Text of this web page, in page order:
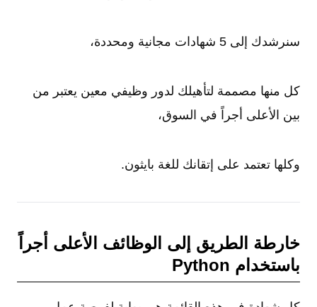
سنرشدك إلى 5 شهادات مجانية ومحددة،
كل منها مصممة لتأهيلك لدور وظيفي معين يعتبر من
بين الأعلى أجراً في السوق،
وكلها تعتمد على إتقانك للغة بايثون.
خارطة الطريق إلى الوظائف الأعلى أجراً
باستخدام Python